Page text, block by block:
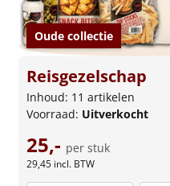
Oude collectie
Reisgezelschap
Inhoud: 11 artikelen
Voorraad: Uitverkocht
25,- per stuk
29,45 incl. BTW